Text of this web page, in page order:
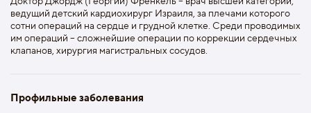
ведущий детский кардиохирург Израиля, за плечами которого
сотни операций на сердце и грудной клетке. Среди проводимых
им операций – сложнейшие операции по коррекции сердечных
клапанов, хирургия магистральных сосудов.
Профильные заболевания